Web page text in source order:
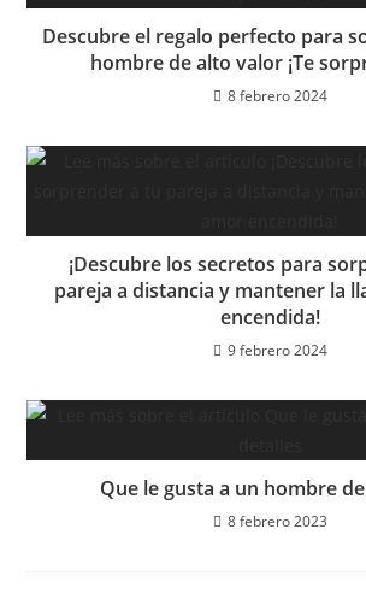
Descubre el regalo perfecto para
hombre de alto valor ¡Te
8 febrero 2024
¡Descubre los secretos para
pareja a distancia y mantener la
encendida!
9 febrero 2024
Que le gusta a un hombre
8 febrero 2023